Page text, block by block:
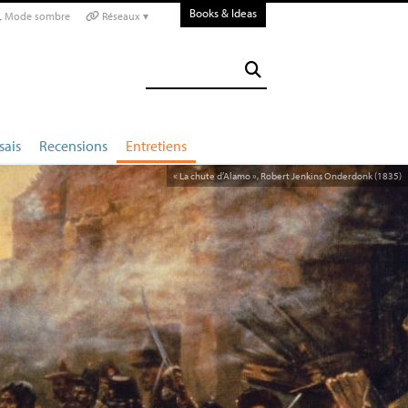
Mode sombre Réseaux ▾ Books & Ideas
Recensions Entretiens
«La chute d’Alamo», Robert Jenkins Onderdonk (1835)